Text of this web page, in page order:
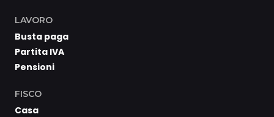
LAVORO
Busta paga
Partita IVA
Pensioni
FISCO
Casa